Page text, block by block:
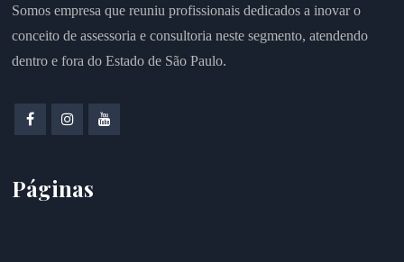
Somos empresa que reuniu profissionais dedicados a inovar o
conceito de assessoria e consultoria neste segmento, atendendo
dentro e fora do Estado de São Paulo.
Páginas